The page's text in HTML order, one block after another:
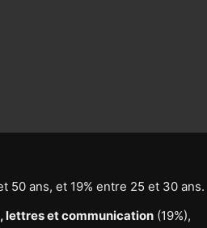
50 ans, et 19% entre 25 et 30 ans.
lettres et communication (19%),